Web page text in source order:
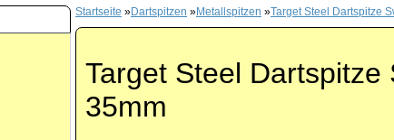
Startseite »Dartspitzen »Metallspitzen »Target Steel Dartspitze
Target Steel
35mm